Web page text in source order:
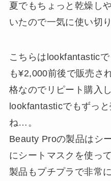
夏でもちょっと乾燥し
いたので一気に使い切
こちらはlookfantastic
も¥2,000前後で販売さ
格なのでリピート購入
lookfantasticでもずっ
ね…。
Beauty Proの製品はシ
にシートマスクを使っ
製品もプチプラで非常